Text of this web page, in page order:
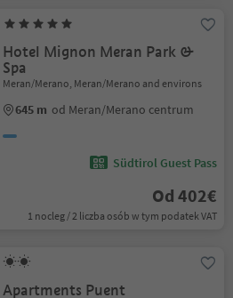
Hotel Mignon Meran Park &
Spa
Meran/Merano, Meran/Merano and environs
645 m od Meran/Merano centrum
Südtirol Guest Pass
Od 402€
1 nocleg / 2 liczba osób w tym podatek VAT
Apartments Puent